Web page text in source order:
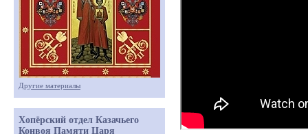
Другие материалы
Хопёрский отдел Казачьего
Конвоя Памяти Царя